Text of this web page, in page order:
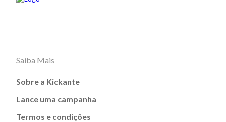
Saiba Mais
Sobre a Kickante
Lance uma campanha
Termos e condições